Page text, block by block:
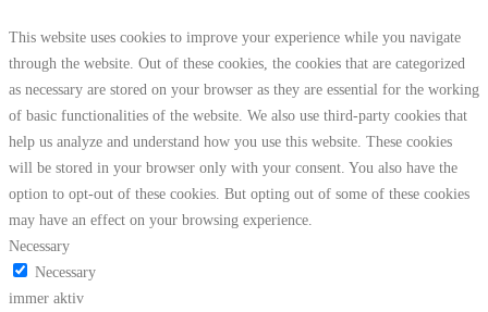
This website uses cookies to improve your experience while you navigate
through the website. Out of these cookies, the cookies that are categorized
as necessary are stored on your browser as they are essential for the working
of basic functionalities of the website. We also use third-party cookies that
help us analyze and understand how you use this website. These cookies
will be stored in your browser only with your consent. You also have the
option to opt-out of these cookies. But opting out of some of these cookies
may have an effect on your browsing experience.
Necessary
Necessary
immer aktiv